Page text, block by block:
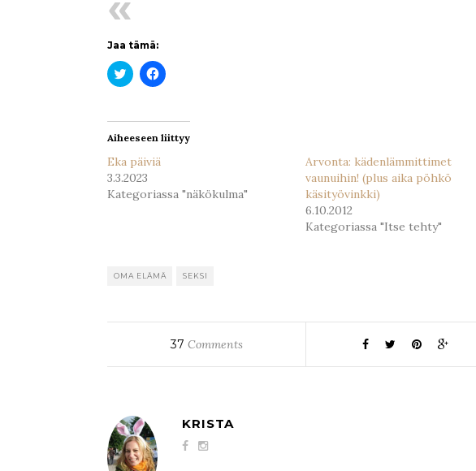
Jaa tämä:
Jaa
Twitterissä(Avautuu
Jaa
Facebookissa(Avautuu
Aiheeseen liittyy
Eka päiviä
3.3.2023
Kategoriassa "näkökulma"
Arvonta: kädenlämmittimet
vaunuihin! (plus aika pöhkö
käsityövinkki)
6.10.2012
Kategoriassa "Itse tehty"
OMA ELÄMÄ SEKSI
37 Comments
KRISTA